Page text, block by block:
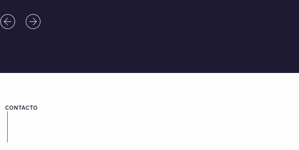
CONTACTO